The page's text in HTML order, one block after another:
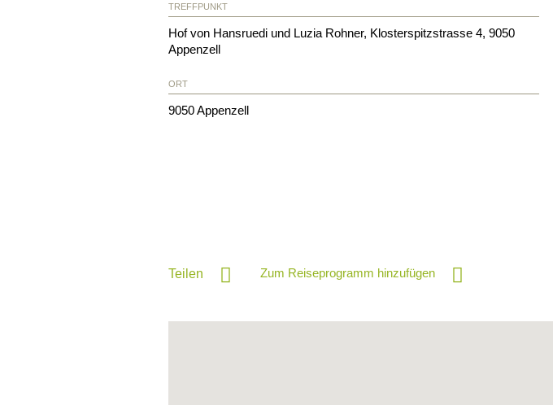
TREFFPUNKT
Hof von Hansruedi und Luzia Rohner, Klosterspitzstrasse 4, 9050
Appenzell
ORT
9050Appenzell
Teilen Zum Reiseprogramm hinzufügen